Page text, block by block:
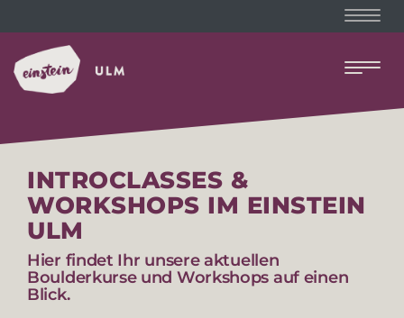
INTROCLASSES &
WORKSHOPS IM EINSTEIN
ULM
Hier findet Ihr unsere aktuellen
Boulderkurse und Workshops auf einen
Blick.